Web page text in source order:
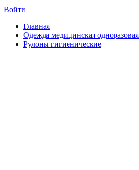
Войти
Главная
Одежда медицинская одноразовая
Рулоны гигиенические